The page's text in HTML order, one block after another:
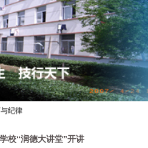
纪律
校“润德大讲堂”开讲